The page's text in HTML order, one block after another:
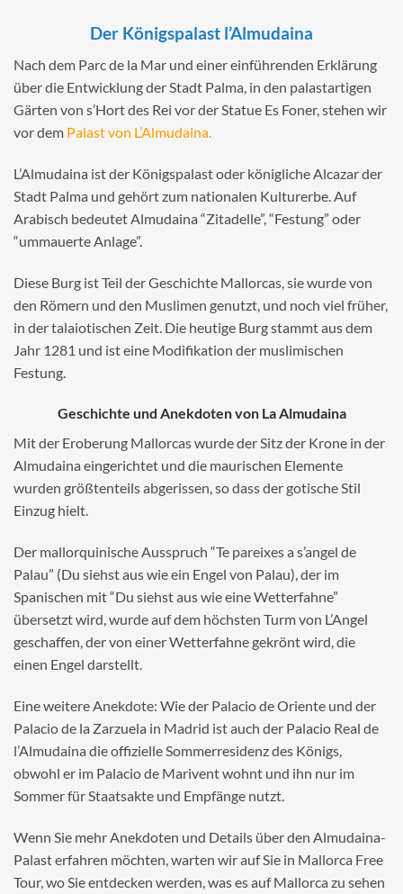
Der Königspalast l’Almudaina
Nach dem Parc de la Mar und einer einführenden Erklärung
über die Entwicklung der Stadt Palma, in den palastartigen
Gärten von s’Hort des Rei vor der Statue Es Foner, stehen wir
vor dem Palast von L’Almudaina.
L’Almudaina ist der Königspalast oder königliche Alcazar der
Stadt Palma und gehört zum nationalen Kulturerbe. Auf
Arabisch bedeutet Almudaina “Zitadelle”, “Festung” oder
“ummauerte Anlage”.
Diese Burg ist Teil der Geschichte Mallorcas, sie wurde von
den Römern und den Muslimen genutzt, und noch viel früher,
in der talaiotischen Zeit. Die heutige Burg stammt aus dem
Jahr 1281 und ist eine Modifikation der muslimischen
Festung.
Geschichte und Anekdoten von La Almudaina
Mit der Eroberung Mallorcas wurde der Sitz der Krone in der
Almudaina eingerichtet und die maurischen Elemente
wurden größtenteils abgerissen, so dass der gotische Stil
Einzug hielt.
Der mallorquinische Ausspruch “Te pareixes a s’angel de
Palau” (Du siehst aus wie ein Engel von Palau), der im
Spanischen mit “Du siehst aus wie eine Wetterfahne”
übersetzt wird, wurde auf dem höchsten Turm von L’Angel
geschaffen, der von einer Wetterfahne gekrönt wird, die
einen Engel darstellt.
Eine weitere Anekdote: Wie der Palacio de Oriente und der
Palacio de la Zarzuela in Madrid ist auch der Palacio Real de
l’Almudaina die offizielle Sommerresidenz des Königs,
obwohl er im Palacio de Marivent wohnt und ihn nur im
Sommer für Staatsakte und Empfänge nutzt.
Wenn Sie mehr Anekdoten und Details über den Almudaina-
Palast erfahren möchten, warten wir auf Sie in Mallorca Free
Tour, wo Sie entdecken werden, was es auf Mallorca zu sehen